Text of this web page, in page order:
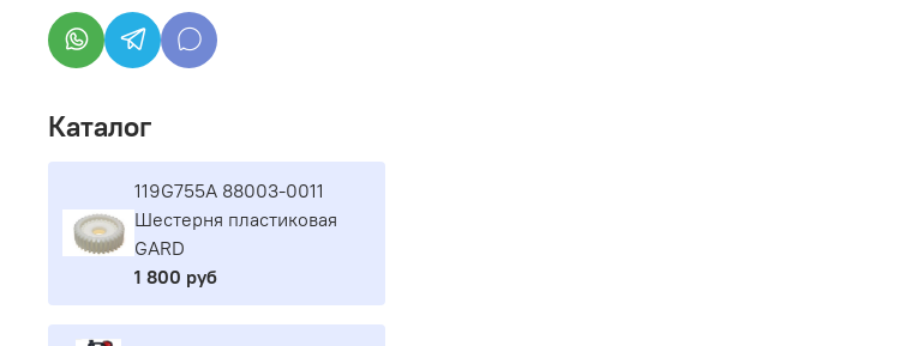
Каталог
119G755A 88003-0011
Шестерня пластиковая
GARD
1 800 руб